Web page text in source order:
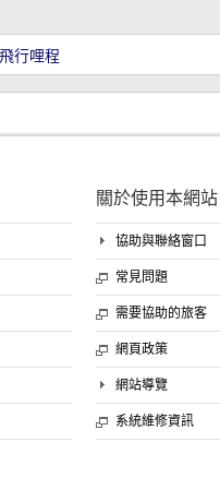
行哩程
關於使用本網站
協助與聯絡窗口
常見問題
需要協助的旅客
網頁政策
網站導覽
系統維修資訊